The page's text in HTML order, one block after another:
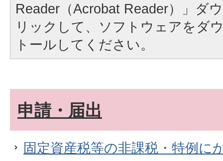
Reader（Acrobat Reader）」ダ
リックして、ソフトウェアをダ
トールしてください。
申請・届出
固定資産税等の非課税・特例に